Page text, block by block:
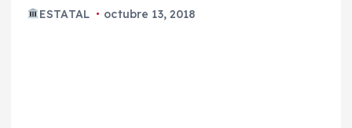
ESTATAL octubre 13, 2018